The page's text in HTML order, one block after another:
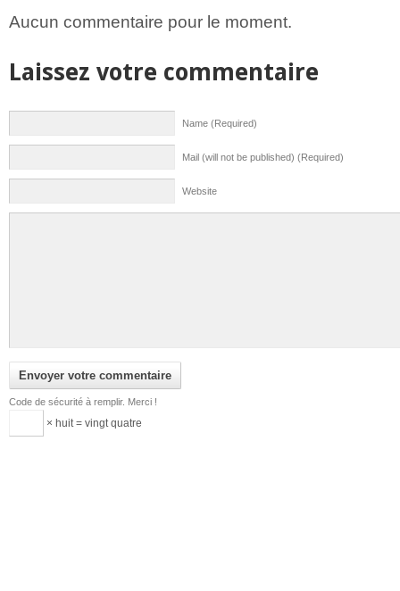
Aucun commentaire pour le moment.
Laissez votre commentaire
Name (Required)
Mail (will not be published) (Required)
Website
Code de sécurité à remplir. Merci !
× huit = vingt quatre